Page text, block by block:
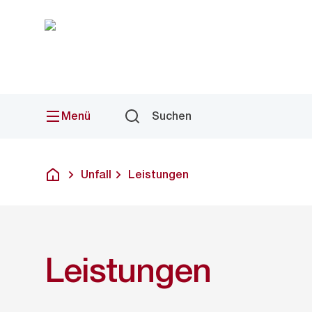
Navigation
Sprunglink
Menü Suchen
Deutsch
Unfall Leistungen
Leistungen